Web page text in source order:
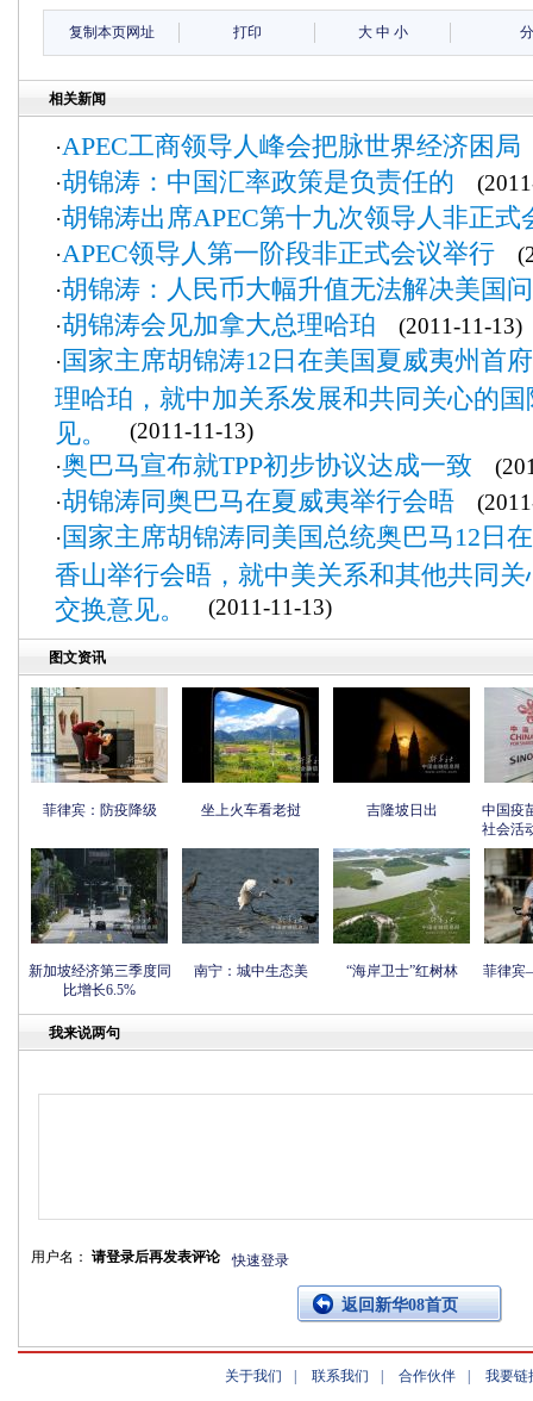
复制本页网址 打印 大 中 小
相关新闻
·APEC工商领导人峰会把脉世界经济困局
·胡锦涛：中国汇率政策是负责任的
·胡锦涛出席APEC第十九次领导人非正式
·APEC领导人第一阶段非正式会议举行
·胡锦涛：人民币大幅升值无法解决美国
·胡锦涛会见加拿大总理哈珀 (2011-11-13)
·国家主席胡锦涛12日在美国夏威夷州首
理哈珀，就中加关系发展和共同关心的
见。
(2011-11-13)
·奥巴马宣布就TPP初步协议达成一致
·胡锦涛同奥巴马在夏威夷举行会晤
·国家主席胡锦涛同美国总统奥巴马12日
香山举行会晤，就中美关系和其他共同
交换意见。
(2011-11-13)
图文资讯
菲律宾：防疫降级 坐上火车看老挝 吉隆坡日出
中国疫
社会活
新加坡经济第三季度同
比增长6.5%
南宁：城中生态美 “海岸卫士”红树林 菲律宾
我来说两句
用户名： 请登录后再发表评论 快速登录
返回新华08首页
关于我们 联系我们 合作伙伴 我要链